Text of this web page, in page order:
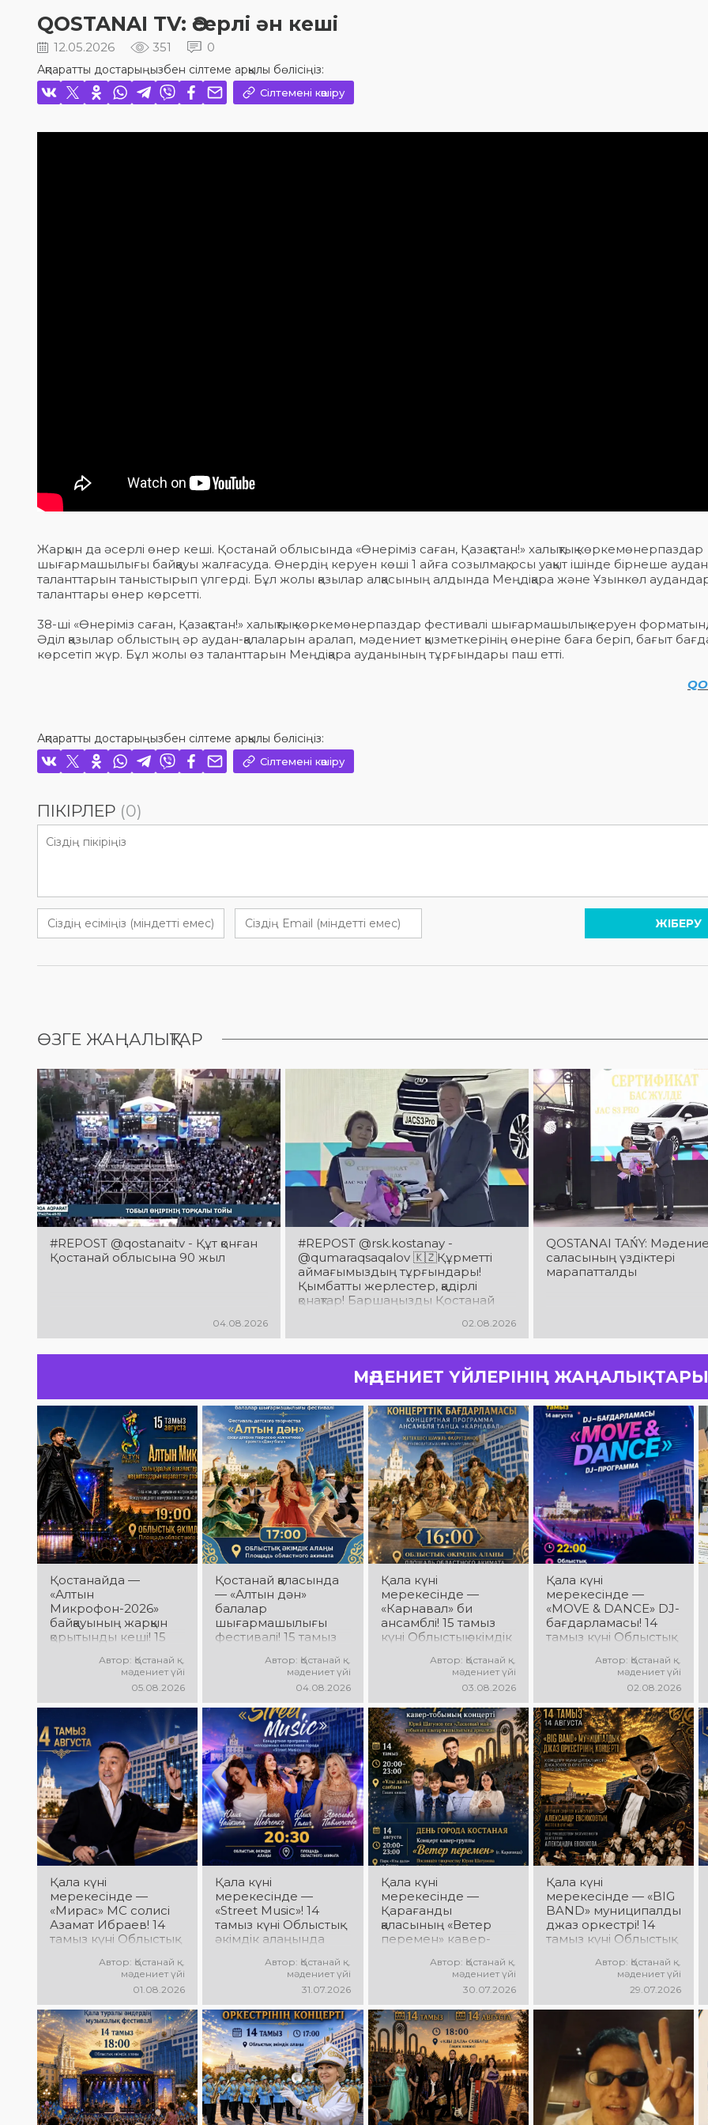
QOSTANAI TV: Әсерлі ән кеші
12.05.2026 351 0
Ақпаратты достарыңызбен сілтеме арқылы бөлісіңіз:
Сілтемені көшіру
Жарқын да әсерлі өнер кеші. Қостанай облысында «Өнеріміз саған, Қазақстан!» халықтық көркемөнерпаздар
шығармашылығы байқауы жалғасуда. Өнердің керуен көші 1 айға созылмақ, осы уақыт ішінде бірнеше
таланттарын таныстырып үлгерді. Бұл жолы қазылар алқасының алдында Меңдіқара және Ұзынкөл
таланттары өнер көрсетті.
38-ші «Өнеріміз саған, Қазақстан!» халықтық көркемөнерпаздар фестивалі шығармашылық керуен
Әділ қазылар облыстың әр аудан-қалаларын аралап, мәдениет қызметкерінің өнеріне баға беріп, бағыт
көрсетіп жүр. Бұл жолы өз таланттарын Меңдіқара ауданының тұрғындары паш етті.
Ақпаратты достарыңызбен сілтеме арқылы бөлісіңіз:
Сілтемені көшіру
ПІКІРЛЕР (0)
ЖІБЕРУ
ӨЗГЕ ЖАҢАЛЫҚТАР
#REPOST @qostanaitv - Құт қонған
Қостанай облысына 90 жыл
04.08.2026
#REPOST @rsk.kostanay -
@qumaraqsaqalov 🇰🇿Құрметті
аймағымыздың тұрғындары!
Қымбатты жерлестер, қадірлі
қонақтар! Баршаңызды Қостанай
мерейтойымен шын жүректен
құттықтаймын!
02.08.2026
QOSTANAI TAŃY:
саласының үздіктері
марапатталды
МӘДЕНИЕТ ҮЙЛЕРІНІҢ ЖАҢАЛЫҚТАРЫ
Қостанайда —
«Алтын
Микрофон-2026»
байқауының жарқын
қорытынды кеші! 15
Халықаралық
вокалистер байқауы
жеңімпаздарын
марапаттау рәсімі
мен гала-концерт
өтеді! Сіздерді үздік
орындаушылардың
әсерлі өнері, жарқын
эмоциялар және
ерекше мерекелік
атмосфера күтеді!
Автор: Қостанай қ.
мәдениет үйі
05.08.2026
Қостанай қаласында
— «Алтын дән»
балалар
шығармашылығы
фестивалі! 15 тамыз
алаңында «Даму
бала» жобасының
шығармашылық
ұжымдары қатысатын
«Алтын дән»
фестивалі өтеді!
Сіздерді жас
таланттардың жарқын
өнері, әсем әндер,
әсерлі билер мен
мерекелік көңіл күй
күтеді!
Автор: Қостанай қ.
мәдениет үйі
04.08.2026
Қала күні
мерекесінде —
«Карнавал» би
ансамблі! 15 тамыз
күні Облыстық әкімдік
«Карнавал» би
ансамблінің
бағдарламасы өтеді!
Ансамбль жетекшісі
— Шамиль
Фахрутдинов.
Сіздерді әсерлі
хореографиялық
қойылымдар, жарқын
бейнелер, қуатты
ырғақ пен мерекелік
көңіл күй күтеді!
Автор: Қостанай қ.
мәдениет үйі
03.08.2026
Қала күні
мерекесінде —
«MOVE & DANCE» DJ-
бағдарламасы! 14
тамыз күні Облыстық
мерекелік DJ-
бағдарлама өтеді!
Сіздерді заманауи
музыкалық хиттер, би
ырғағы, қуатты
энергия мен жарқын
эмоциялар күтеді!
Автор: Қостанай қ.
мәдениет үйі
02.08.2026
Қала күні
мерекесінде —
«Мирас» МС солисі
Азамат Ибраев! 14
тамыз күні Облыстық
Азамат Ибраевтың
бағдарламасы өтеді!
Сіздерді сүйікті
әндер, жарқын
орындау, қуатты
энергия мен
көтеріңкі мерекелік
көңіл күй күтеді!
Автор: Қостанай қ.
мәдениет үйі
01.08.2026
Қала күні
мерекесінде —
«Street Music»! 14
тамыз күні Облыстық
әкімдік алаңында
ұжымдарының
«Street Music»
бағдарламасы өтеді!
Сіздерді заманауи
музыка, жарқын
орындаулар, қуатты
энергия мен
көтеріңкі мерекелік
көңіл күй күтеді!
Автор: Қостанай қ.
мәдениет үйі
31.07.2026
Қала күні
мерекесінде —
Қарағанды
қаласының «Ветер
перемен» кавер-
«Ұлы Дала»
саябағында Юрий
Шатунов пен
«Ласковый май»
тобының
шығармашылығына
арналған концерт
өтеді! Сіздерді
көпшілік сүйіп
тыңдайтын әндер,
жылы естеліктер мен
Автор: Қостанай қ.
мәдениет үйі
30.07.2026
Қала күні
мерекесінде — «BIG
BAND» муниципалдық
джаз оркестрі! 14
тамыз күні Облыстық
«BIG BAND»
муниципалдық джаз
оркестрінің концерті
өтеді! Оркестр
жетекшісі — ҚР
еңбек сіңірген
қайраткері
Александр Евсюков.
Музыкалық жетекші-
аранжировщик —
Геннадий Стаканов.
Автор: Қостанай қ.
мәдениет үйі
29.07.2026